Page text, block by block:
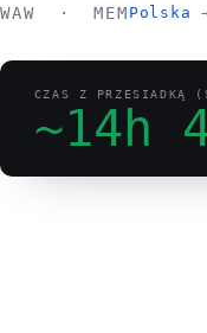
WAW · MEM Polska
CZAS Z PRZESIADKĄ
~14h